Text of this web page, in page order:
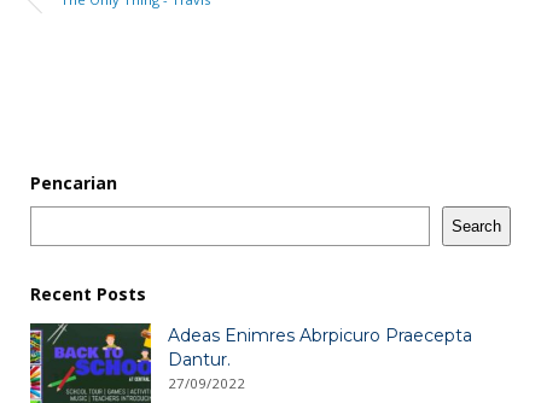
Pencarian
Search
Recent Posts
Adeas Enimres Abrpicuro Praecepta
Dantur.
27/09/2022